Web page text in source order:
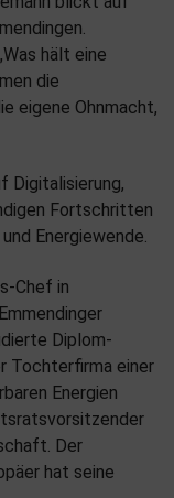
hält eine
die
eigene Ohnmacht,
Digitalisierung,
Fortschritten
Energiewende.
Chef in
Diplom-
Tochterfirma einer
Energien
Der
hat seine